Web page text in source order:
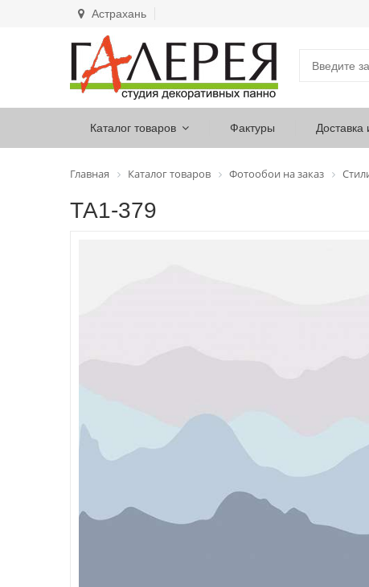
Астрахань
Каталог товаров Фактуры Доставка
Главная Каталог товаров Фотообои на заказ
ТА1-379